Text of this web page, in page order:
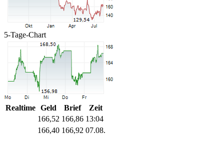
5-Tage-Chart
Realtime Geld Brief
Zeit
166,52 166,86 13:04
166,40 166,92 07.08.